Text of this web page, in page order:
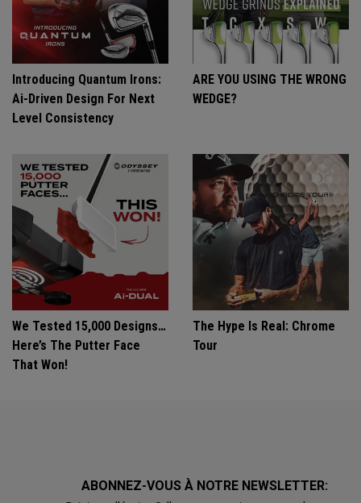
Introducing Quantum Irons:
Ai-Driven Design For Next
Level Consistency
ARE YOU USING THE WRONG
WEDGE?
We Tested 15,000 Designs…
Here’s The Putter Face
That Won!
The Hype Is Real: Chrome
Tour
ABONNEZ-VOUS À NOTRE NEWSLETTER: